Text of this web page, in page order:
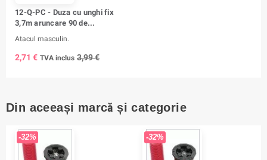
12-Q-PC - Duza cu unghi fix
3,7m aruncare 90 de...
Atacul masculin.
2,71 € TVA inclus 3,99 €
Din aceeași marcă și categorie
-32% -32%